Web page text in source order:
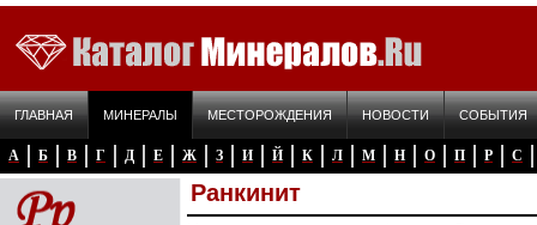
ГЛАВНАЯ МИНЕРАЛЫ МЕСТОРОЖДЕНИЯ НОВОСТИ СОБЫТИЯ
А Б В Г Д Е Ж З И Й К Л М Н О П Р С
Ранкинит